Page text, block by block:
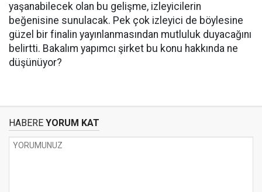
yaşanabilecek olan bu gelişme, izleyicilerin
beğenisine sunulacak. Pek çok izleyici de böylesine
güzel bir finalin yayınlanmasından mutluluk duyacağını
belirtti. Bakalım yapımcı şirket bu konu hakkında ne
düşünüyor?
HABERE YORUM KAT